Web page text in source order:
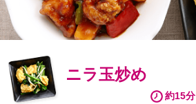
ニラ玉炒め
約15分